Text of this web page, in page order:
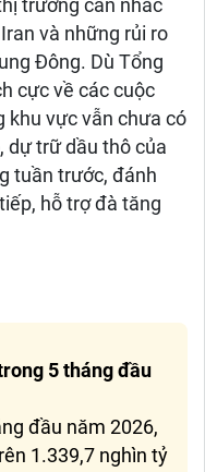
trường cân nhắc
và những rủi ro
Đông. Dù Tổng
cực về các cuộc
khu vực vẫn chưa có
dự trữ dầu thô của
tuần trước, đánh
hỗ trợ đà tăng
5 tháng đầu
đầu năm 2026,
1.339,7 nghìn tỷ